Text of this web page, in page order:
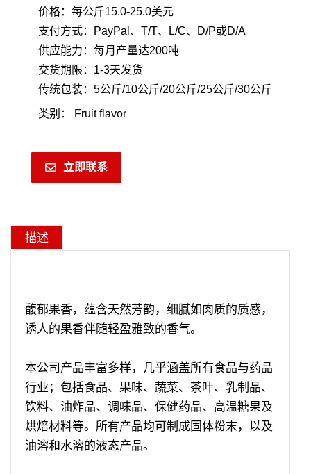
价格：每公斤15.0-25.0美元
支付方式：PayPal、T/T、L/C、D/P或D/A
供应能力：每月产量达200吨
交货期限：1-3天发货
传统包装：5公斤/10公斤/20公斤/25公斤/30公斤
类别： Fruit flavor
立即联系
描述
馥郁果香，蕴含天然芳韵，细腻如肉质的质感，
诱人的果香伴随轻盈雅致的香气。
本公司产品丰富多样，几乎涵盖所有食品与药品
行业；包括食品、果味、蔬菜、茶叶、乳制品、
饮料、油炸品、调味品、保健药品、高温糖果及
烘焙材料等。所有产品均可制成固体粉末，以及
油溶和水溶的液态产品。